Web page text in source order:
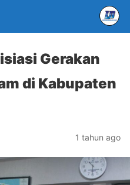
Gerakan
di Kabupaten
1 tahun ago